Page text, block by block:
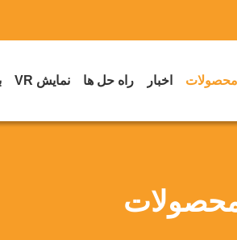
محصولات اخبار راه حل ها نمایش VR